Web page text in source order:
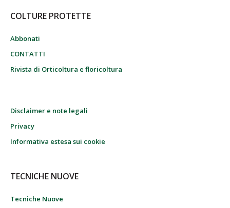
COLTURE PROTETTE
Abbonati
CONTATTI
Rivista di Orticoltura e floricoltura
Disclaimer e note legali
Privacy
Informativa estesa sui cookie
TECNICHE NUOVE
Tecniche Nuove